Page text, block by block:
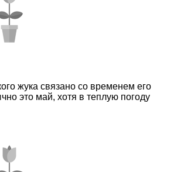
жука связано со временем его
это май, хотя в теплую погоду